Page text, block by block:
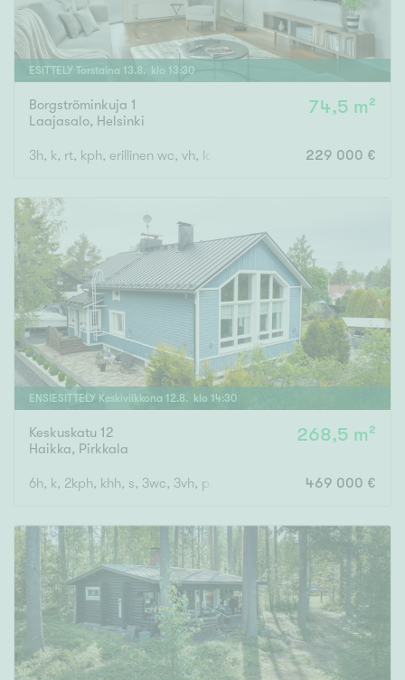
ESITTELY Torstaina 13.8. klo 13:30
Borgströminkuja 1
Laajasalo, Helsinki
74,5 m²
3h, k, rt, kph, erillinen wc, vh, lasitettu parveke 229 000 €
ENSIESITTELY Keskiviikkona 12.8. klo 14:30
Keskuskatu 12
Haikka, Pirkkala
268,5 m²
6h, k, 2kph, khh, s, 3wc, 3vh, p, terassi, läm.var, ak469 000 €